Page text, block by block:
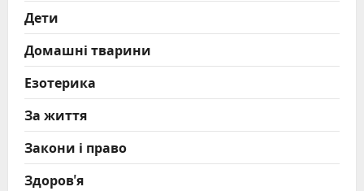
Дети
Домашні тварини
Езотерика
За життя
Закони і право
Здоров'я